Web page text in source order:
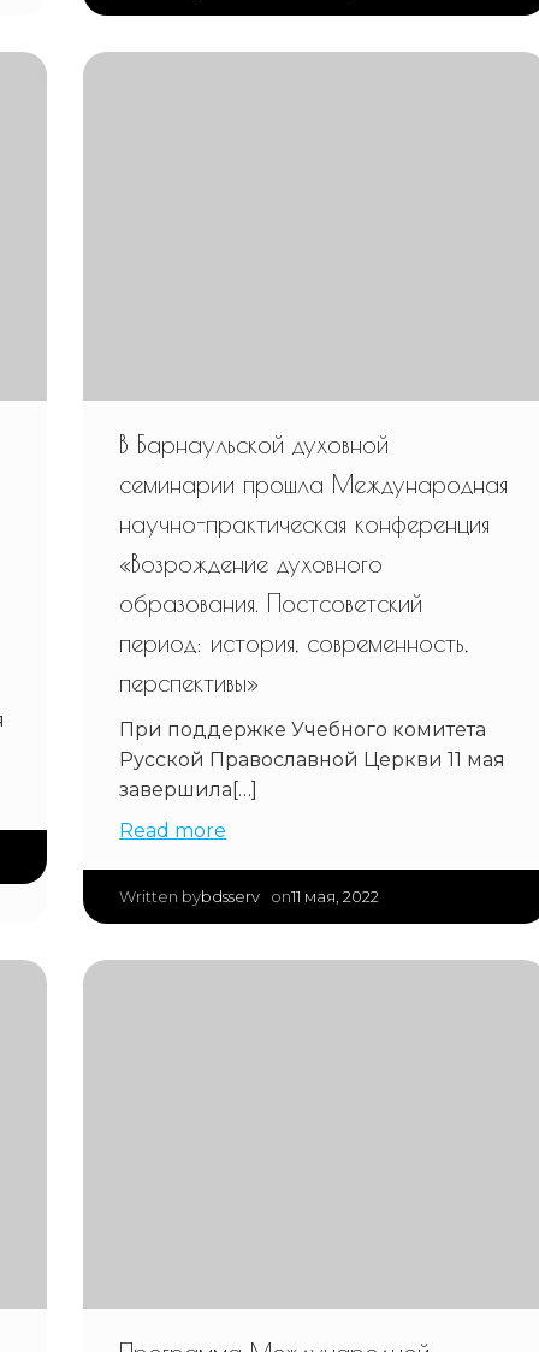
В Барнаульской духовной
семинарии прошла Международная
научно-практическая конференция
«Возрождение духовного
образования. Постсоветский
период: история, современность,
перспективы»
При поддержке Учебного комитета
Русской Православной Церкви 11 мая
завершила[…]
Read more
Written bybdsserv on11 мая, 2022